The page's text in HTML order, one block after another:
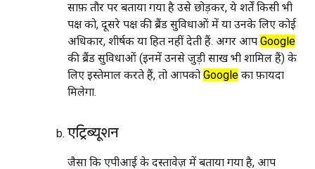
साफ़ तौर पर बताया गया है उसे छोड़कर, ये शर्तें किसी भी
पक्ष को, दूसरे पक्ष की ब्रैंड सुविधाओं में या उनके लिए कोई
अधिकार, शीर्षक या हित नहीं देती हैं. अगर आप Google
की ब्रैंड सुविधाओं (इनमें उनसे जुड़ी साख भी शामिल हैं) के
लिए इस्तेमाल करते हैं, तो आपको Google का फ़ायदा
मिलेगा.
एट्रिब्यूशन
जैसा कि एपीआई के दस्तावेज़ में बताया गया है, आप